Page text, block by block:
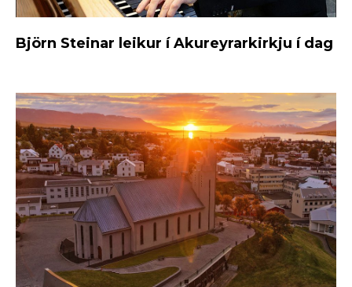
Björn Steinar leikur í Akureyrarkirkju í dag